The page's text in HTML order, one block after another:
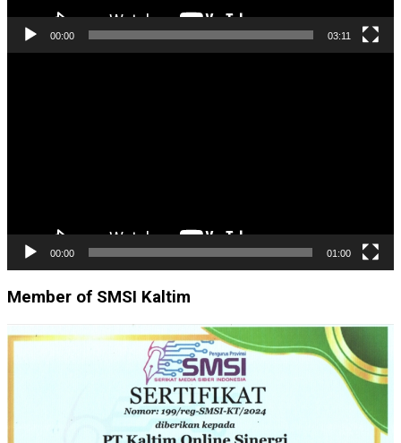
00:00 03:11
00:00 01:00
Member of SMSI Kaltim